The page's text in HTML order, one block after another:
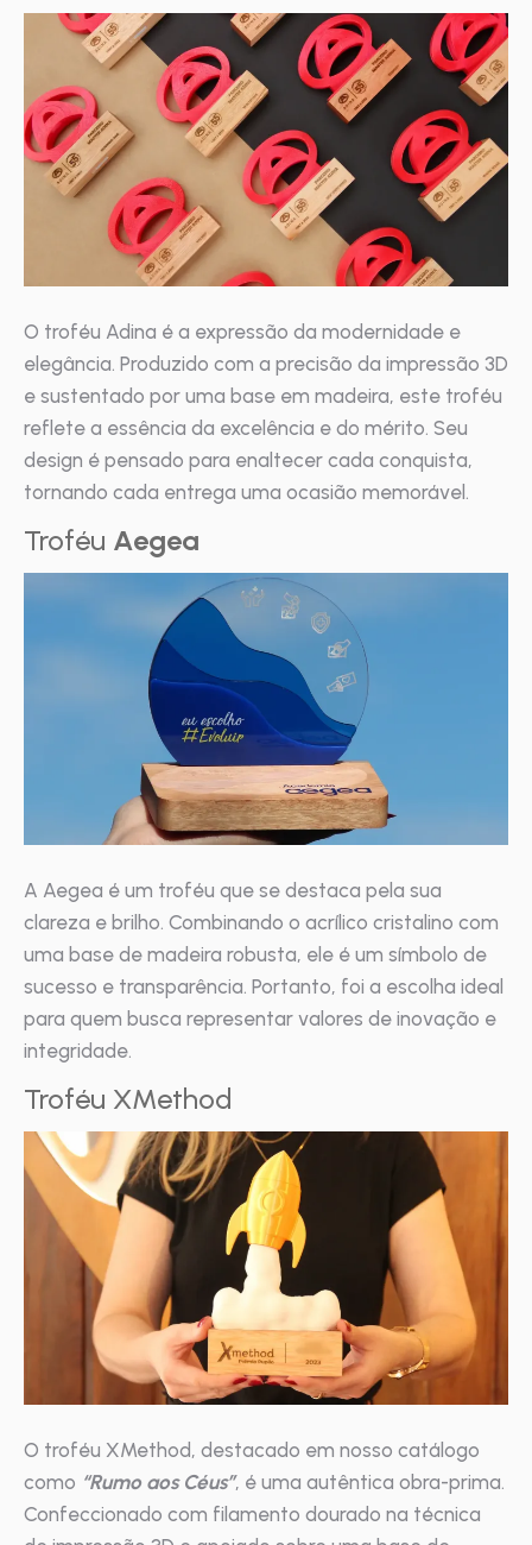
O troféu Adina é a expressão da modernidade e
elegância. Produzido com a precisão da impressão 3D
e sustentado por uma base em madeira, este troféu
reflete a essência da excelência e do mérito. Seu
design é pensado para enaltecer cada conquista,
tornando cada entrega uma ocasião memorável.
Troféu Aegea
A Aegea é um troféu que se destaca pela sua
clareza e brilho. Combinando o acrílico cristalino com
uma base de madeira robusta, ele é um símbolo de
sucesso e transparência. Portanto, foi a escolha ideal
para quem busca representar valores de inovação e
integridade.
Troféu XMethod
O troféu XMethod, destacado em nosso catálogo
como “Rumo aos Céus”, é uma autêntica obra-prima.
Confeccionado com filamento dourado na técnica